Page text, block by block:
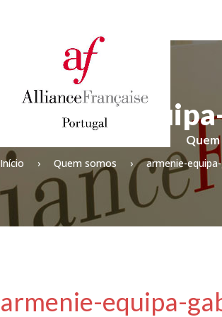
armenie-
Início › Quem somos › armenie-
armenie-equipa-